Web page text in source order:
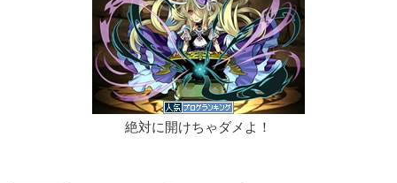
絶対に開けちゃダメよ！